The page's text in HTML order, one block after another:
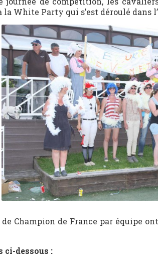
White Party qui s’est déroulé dans
Champion de France par équipe
ci-dessous :